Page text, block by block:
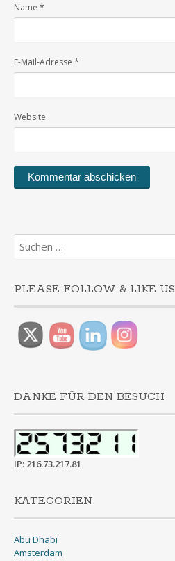
Name *
E-Mail-Adresse *
Website
Suchen
nach:
PLEASE FOLLOW & LIKE US
DANKE FÜR DEN BESUCH
IP: 216.73.217.81
KATEGORIEN
Abu Dhabi
Amsterdam